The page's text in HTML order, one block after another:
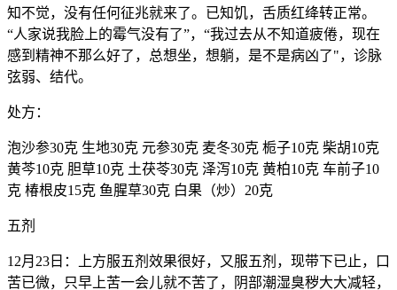
知不觉，没有任何征兆就来了。已知饥，舌质红绛转正常。
“人家说我脸上的霉气没有了”，“我过去从不知道疲倦，现在
感到精神不那么好了，总想坐，想躺，是不是病凶了"，诊脉
弦弱、结代。
处方：
泡沙参30克 生地30克 元参30克 麦冬30克 栀子10克 柴胡10克
黄芩10克 胆草10克 土茯苓30克 泽泻10克 黄柏10克 车前子10
克 椿根皮15克 鱼腥草30克 白果（炒）20克
五剂
12月23日：上方服五剂效果很好，又服五剂，现带下已止，口
苦已微，只早上苦一会儿就不苦了，阴部潮湿臭秽大大减轻，